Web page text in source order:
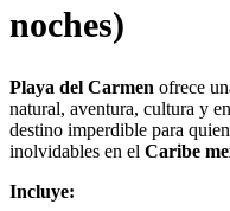
noches)
Playa del Carmen ofrece
natural, aventura, cultura y
destino imperdible para
inolvidables en el Caribe
Incluye: